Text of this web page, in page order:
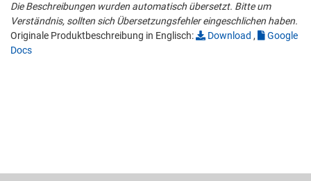
Die Beschreibungen wurden automatisch übersetzt. Bitte um
Verständnis, sollten sich Übersetzungsfehler eingeschlichen haben.
Originale Produktbeschreibung in Englisch:
Download ,
Google
Docs